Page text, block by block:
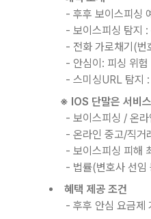
- 후후 보이스피싱
- 보이스피싱 탐지
- 전화 가로채기(번
- 안심이: 피싱 위
- 스미싱URL 탐지
※ IOS 단말은 서비
- 보이스피싱 / 온
- 온라인 중고/직거
- 보이스피싱 피해
- 법률(변호사 선임
혜택 제공 조건
- 후후 안심 요금제